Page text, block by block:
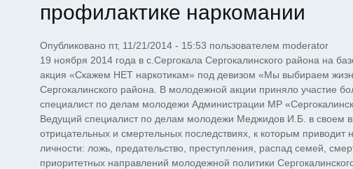
профилактике наркомании
Опубликовано пт, 11/21/2014 - 15:53 пользователем moderator
19 ноября 2014 года в с.Сергокала Сергокалинского района на
акция «Скажем НЕТ наркотикам» под девизом «Мы выбираем
Сергокалинского района. В молодежной акции приняло участие
специалист по делам молодежи Администрации МР
Ведущий специалист по делам молодежи Меджидов И.Б. в своем
отрицательных и смертельных последствиях, к которым
личности: ложь, предательство, преступления, распад семей,
приоритетных направлений молодежной политики